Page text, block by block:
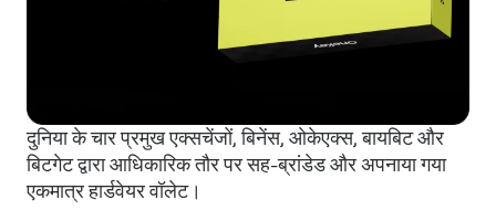
दुनिया के चार प्रमुख एक्सचेंजों, बिनेंस, ओकेएक्स, बायबिट और
बिटगेट द्वारा आधिकारिक तौर पर सह-ब्रांडेड और अपनाया गया
एकमात्र हार्डवेयर वॉलेट।